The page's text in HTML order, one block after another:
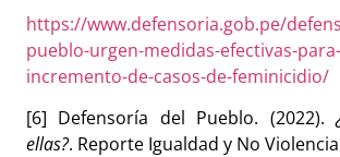
https://www.defensoria.gob.pe/
pueblo-urgen-medidas-efectivas-
incremento-de-casos-de-feminicidio/
[6] Defensoría del Pueblo. (2022).
ellas?. Reporte Igualdad y No